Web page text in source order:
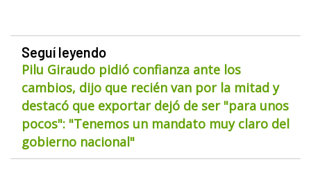
Seguí leyendo
Pilu Giraudo pidió confianza ante los
cambios, dijo que recién van por la mitad y
destacó que exportar dejó de ser "para unos
pocos": "Tenemos un mandato muy claro del
gobierno nacional"